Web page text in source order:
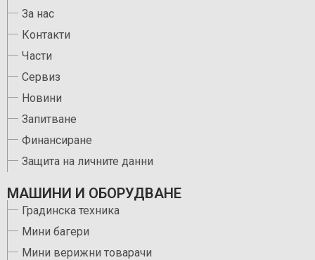
За нас
Контакти
Части
Сервиз
Новини
Запитване
Финансиране
Защита на личните данни
МАШИНИ И ОБОРУДВАНЕ
Градинска техника
Мини багери
Мини верижни товарачи